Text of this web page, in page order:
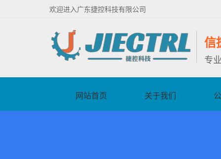
欢迎进入广东捷控科技有限公司
信
专
网站首页 关于我们